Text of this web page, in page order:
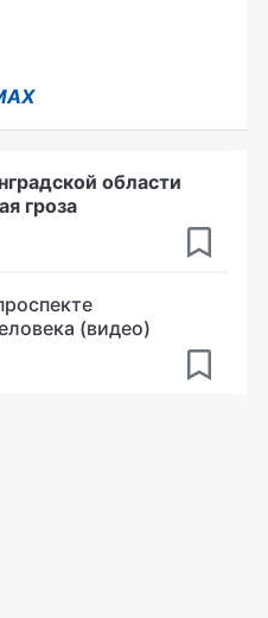
области
гроза
(видео)